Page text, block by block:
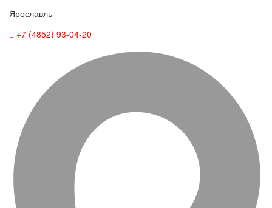
Ярославль
+7 (4852) 93-04-20